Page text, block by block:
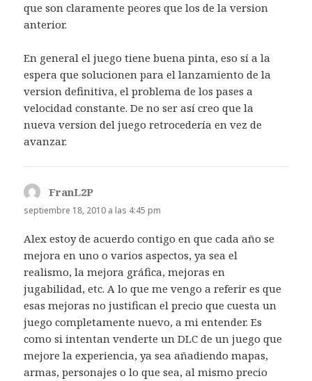
que son claramente peores que los de la version
anterior.
En general el juego tiene buena pinta, eso sí a la
espera que solucionen para el lanzamiento de la
version definitiva, el problema de los pases a
velocidad constante. De no ser así creo que la
nueva version del juego retrocedería en vez de
avanzar.
FranL2P
septiembre 18, 2010 a las 4:45 pm
Alex estoy de acuerdo contigo en que cada año se
mejora en uno o varios aspectos, ya sea el
realismo, la mejora gráfica, mejoras en
jugabilidad, etc. A lo que me vengo a referir es que
esas mejoras no justifican el precio que cuesta un
juego completamente nuevo, a mi entender. Es
como si intentan venderte un DLC de un juego que
mejore la experiencia, ya sea añadiendo mapas,
armas, personajes o lo que sea, al mismo precio